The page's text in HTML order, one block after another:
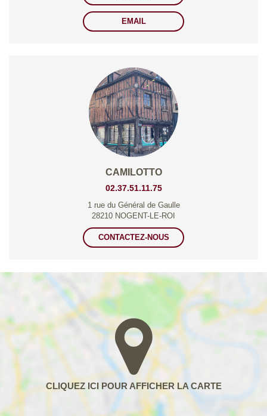
EMAIL
CAMILOTTO
02.37.51.11.75
1 rue du Général de Gaulle
28210 NOGENT-LE-ROI
CONTACTEZ-NOUS